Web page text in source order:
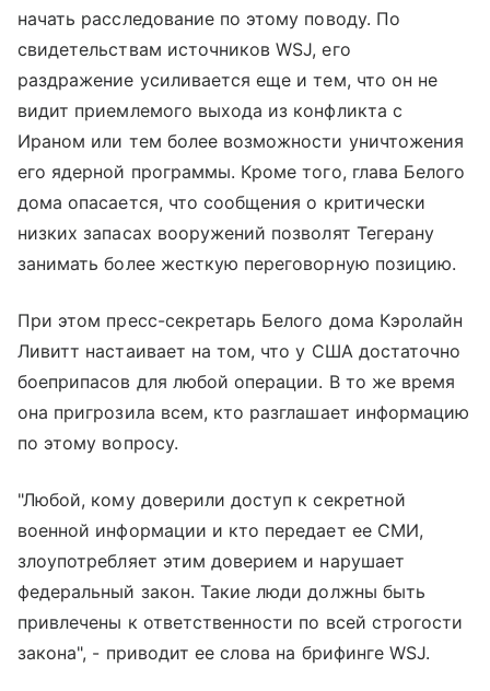
начать расследование по этому поводу. По
свидетельствам источников WSJ, его
раздражение усиливается еще и тем, что он не
видит приемлемого выхода из конфликта с
Ираном или тем более возможности уничтожения
его ядерной программы. Кроме того, глава Белого
дома опасается, что сообщения о критически
низких запасах вооружений позволят Тегерану
занимать более жесткую переговорную позицию.
При этом пресс-секретарь Белого дома Кэролайн
Ливитт настаивает на том, что у США достаточно
боеприпасов для любой операции. В то же время
она пригрозила всем, кто разглашает информацию
по этому вопросу.
"Любой, кому доверили доступ к секретной
военной информации и кто передает ее СМИ,
злоупотребляет этим доверием и нарушает
федеральный закон. Такие люди должны быть
привлечены к ответственности по всей строгости
закона", - приводит ее слова на брифинге WSJ.